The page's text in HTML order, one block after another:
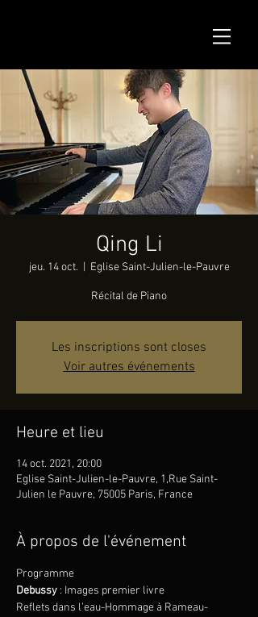
Qing Li
jeu. 14 oct. Eglise Saint-Julien-le-Pauvre
Récital de Piano
Les inscriptions sont closes
Voir autres événements
Heure et lieu
14 oct. 2021, 20:00
Eglise Saint-Julien-le-Pauvre, 1,Rue Saint-
Julien le Pauvre, 75005 Paris, France
À propos de l'événement
Programme
Debussy : Images premier livre
Reflets dans l’eau-Hommage à Rameau-